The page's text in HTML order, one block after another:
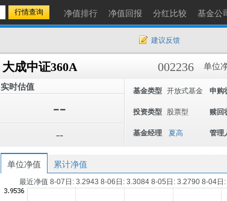
净值排行 净值回报 分红比较 基金公
建议反馈
大成中证360A 002236 单位
实时估值
--
--
基金类型 开放式基金 申购
投资类型 股票型 赎回
基金经理 夏高 管理
单位净值 累计净值
最近净值 8-07日: 3.2943 8-06日: 3.3084 8-05日: 3.2790 8-04日